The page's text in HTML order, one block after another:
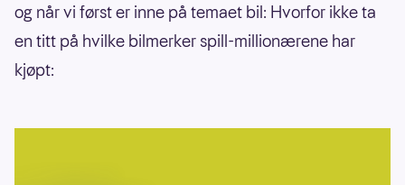
og når vi først er inne på temaet bil: Hvorfor ikke ta
en titt på hvilke bilmerker spill-millionærene har
kjøpt: